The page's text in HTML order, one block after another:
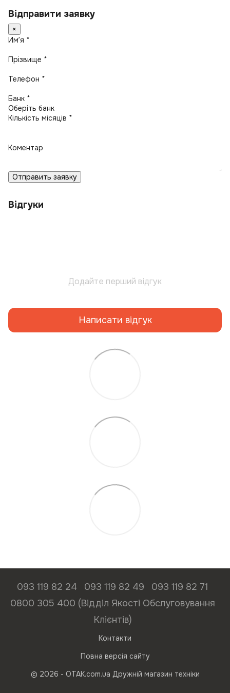
Відправити заявку
×
Имʼя *
Прізвище *
Телефон *
Банк *
Кількість місяців *
Коментар
Отправить заявку
Відгуки
Додайте перший відгук
Написати відгук
093 119 82 24 093 119 82 49
093 119 82 71
0800 305 400 (Відділ Якості Обслуговування
Клієнтів)
Контакти
Повна версія сайту
© 2026 - ОТАК.com.ua Дружній магазин техніки